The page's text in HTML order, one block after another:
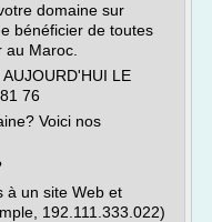
domaine sur
bénéficier de toutes
Maroc.
LE
76
Voici nos
à un site Web et
192.111.333.022)